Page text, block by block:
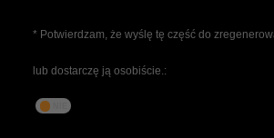
* Potwierdzam, że wyślę tę część do
lub dostarczę ją osobiście.: